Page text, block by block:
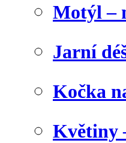
Motýl –
Jarní
Kočka
Květiny